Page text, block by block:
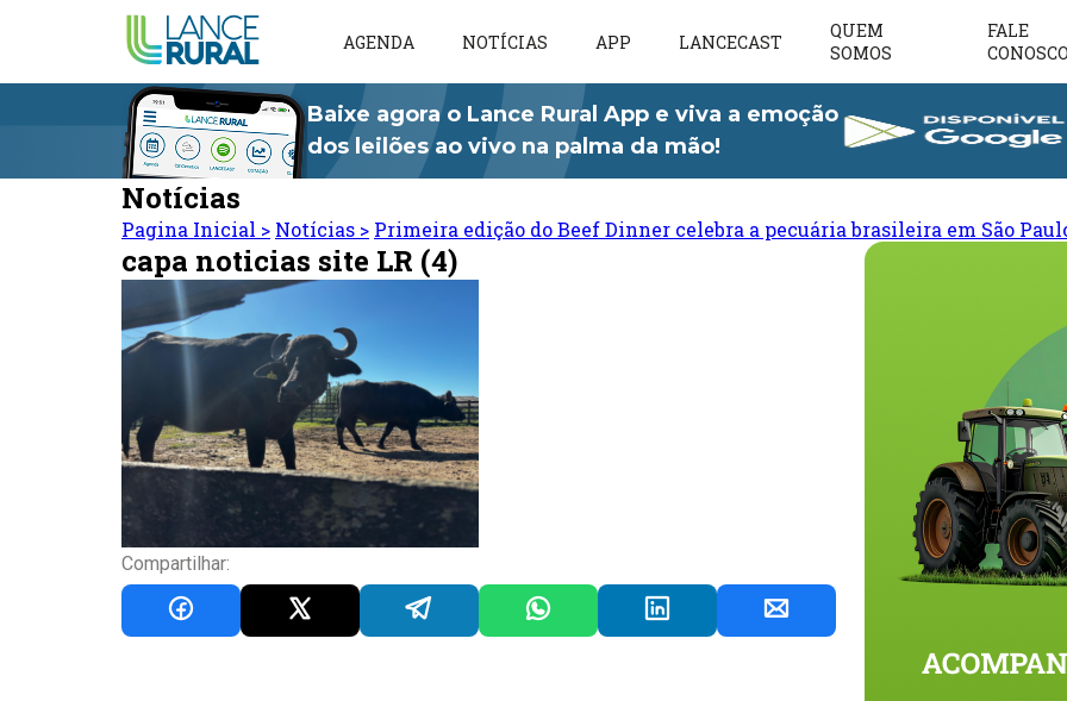
AGENDA NOTÍCIAS APP LANCECAST
QUEM
SOMOS
FALE
CONOSCO
Baixe agora o Lance Rural App e viva a emoção
dos leilões ao vivo na palma da mão!
Notícias
Pagina Inicial > Notícias > Primeira edição do Beef Dinner celebra a pecuária brasileira em São
capa noticias site LR (4)
Compartilhar: